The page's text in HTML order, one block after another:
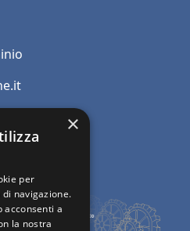
×
per
navigazione.
acconsenti a
la nostra